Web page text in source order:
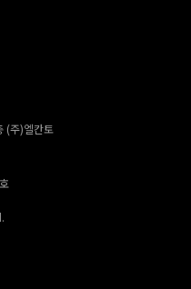
(주)엘칸토